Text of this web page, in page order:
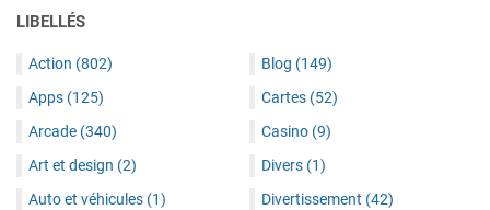
LIBELLÉS
Action (802)
Apps (125)
Arcade (340)
Art et design (2)
Auto et véhicules (1)
Blog (149)
Cartes (52)
Casino (9)
Divers (1)
Divertissement (42)